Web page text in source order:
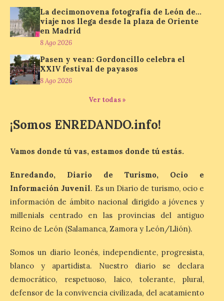
nos envía la vigésima fotografía de […]
Concierto del Iberia
Marimba Ensemble en la
Plaza del Ayuntamiento de
Ponferrada
Iberia Marimba es un es
internacional que se
celebra en el mes de
gallega de Merza, dedicado a la marimba y
la música de cámara. La Plaza del
Ayuntamiento de Ponferrada acogerá
este domingo, […]
2026 vuelve a situarse
como uno de los
principales motores
económicos y turísticos de
Madrid
La decimonovena fotografía de León de…
viaje nos llega desde la plaza de Oriente
en Madrid
8 Ago 2026
Pasen y vean: Gordoncillo celebra el
XXIV festival de payasos
8 Ago 2026
Ver todas »
¡Somos ENREDANDO.info!
Vamos donde tú vas, estamos donde tú estás.
Enredando, Diario de Turismo, Ocio e
Información Juvenil. Es un Diario de turismo, ocio e
información de ámbito nacional dirigido a jóvenes y
millenials centrado en las provincias del antiguo
Reino de León (Salamanca, Zamora y León/Llión).
Somos un diario leonés, independiente, progresista,
blanco y apartidista. Nuestro diario se declara
democrático, respetuoso, laico, tolerante, plural,
defensor de la convivencia civilizada, del acatamiento